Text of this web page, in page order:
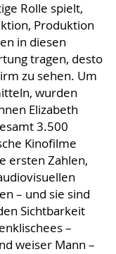
Rolle spielt,
Produktion
in diesen
tragen, desto
zu sehen. Um
wurden
Elizabeth
3.500
Kinofilme
ersten Zahlen,
– und sie sind
Sichtbarkeit
–
weiser Mann –